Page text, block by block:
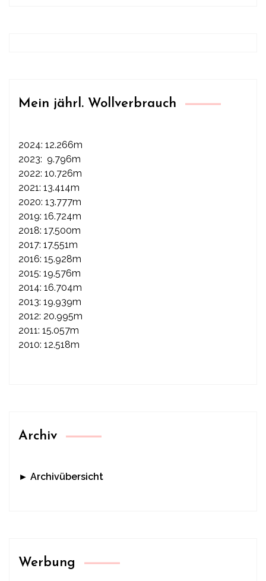
Mein jährl. Wollverbrauch
2024: 12.266m
2023: 9.796m
2022: 10.726m
2021: 13.414m
2020: 13.777m
2019: 16.724m
2018: 17.500m
2017: 17.551m
2016: 15.928m
2015: 19.576m
2014: 16.704m
2013: 19.939m
2012: 20.995m
2011: 15.057m
2010: 12.518m
Archiv
► Archivübersicht
Werbung